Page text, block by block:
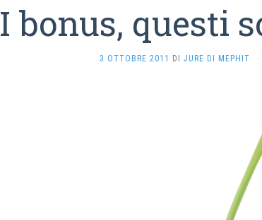
I bonus, questi
3 OTTOBRE 2011 DI JURE DI MEPHIT ·